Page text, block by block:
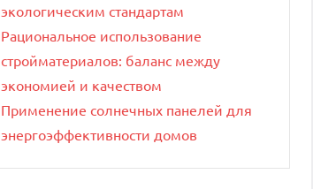
экологическим стандартам
Рациональное использование
стройматериалов: баланс между
экономией и качеством
Применение солнечных панелей для
энергоэффективности домов